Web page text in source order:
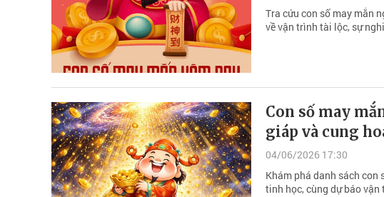
Tra cứu con số may mắn
về vận trình tài lộc, sự
Con số may
giáp và cung
04/06/2026 17:30
Khám phá danh sách
tinh học, cùng dự báo